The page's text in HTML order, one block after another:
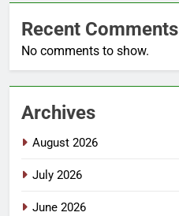
Recent Comments
No comments to show.
Archives
August 2026
July 2026
June 2026